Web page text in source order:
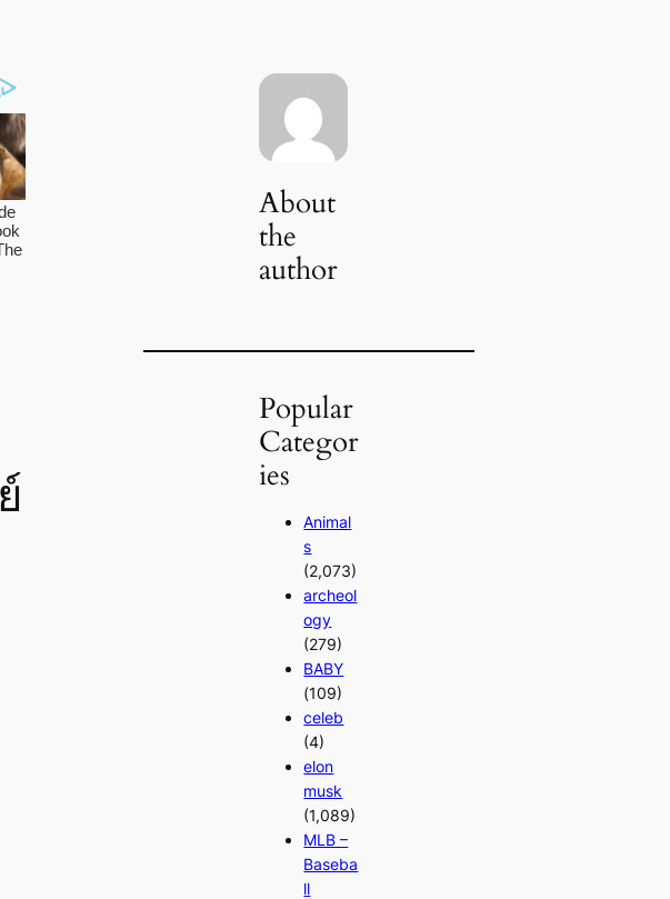
About
the
author
Popular
Categor
ies
Animal
s
(2,073)
archeol
ogy
(279)
BABY
(109)
celeb
(4)
elon
musk
(1,089)
MLB –
Baseba
ll